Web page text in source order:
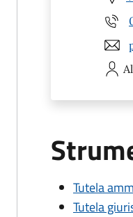
Tutela
Tutela